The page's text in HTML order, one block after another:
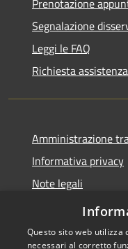
Prenotazione
Segnalazione
Leggi le FAQ
Richiesta assistenza
Amministrazione
Informativa privacy
Note legali
Dichiarazione di
Questo sito web
necessari al corretto